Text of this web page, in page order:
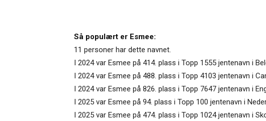
Så populært er Esmee:
11 personer har dette navnet.
I 2024 var Esmee på 414. plass i Topp 1555 jentenavn i
I 2024 var Esmee på 488. plass i Topp 4103 jentenavn i
I 2024 var Esmee på 826. plass i Topp 7647 jentenavn i
I 2025 var Esmee på 94. plass i Topp 100 jentenavn i
I 2025 var Esmee på 474. plass i Topp 1024 jentenavn i